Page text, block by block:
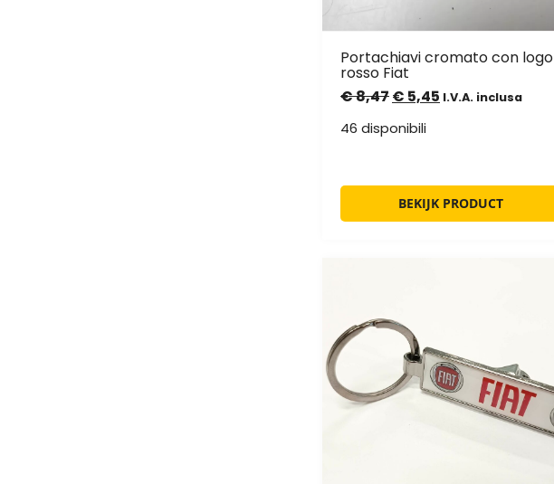
Portachiavi cromato con logo
rosso Fiat
€8,47€ 5,45 I.V.A. inclusa
46 disponibili
BEKIJK PRODUCT